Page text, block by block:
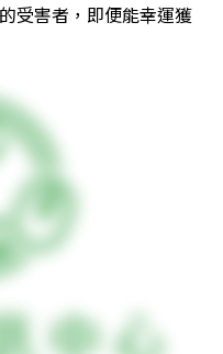
受害者，即便能幸運獲